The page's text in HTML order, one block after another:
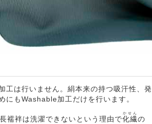
工は行いません。絹本来の持つ吸汗性、発
にもWashable加工だけを行います。
襦袢は洗濯できないという理由で化繊
かせん
の